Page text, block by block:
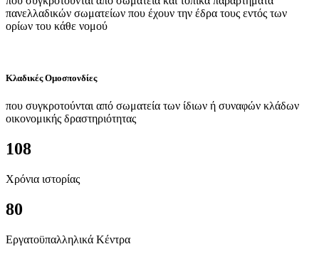
πανελλαδικών σωματείων που έχουν την έδρα τους εντός των
ορίων του κάθε νομού
Κλαδικές Ομοσπονδίες
που συγκροτούνται από σωματεία των ίδιων ή συναφών κλάδων
οικονομικής δραστηριότητας
108
Χρόνια ιστορίας
80
Εργατοϋπαλληλικά Κέντρα